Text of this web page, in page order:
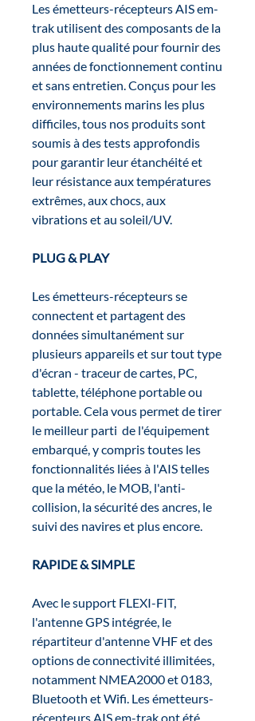
Les émetteurs-récepteurs AIS em-
trak utilisent des composants de la
plus haute qualité pour fournir des
années de fonctionnement continu
et sans entretien. Conçus pour les
environnements marins les plus
difficiles, tous nos produits sont
soumis à des tests approfondis
pour garantir leur étanchéité et
leur résistance aux températures
extrêmes, aux chocs, aux
vibrations et au soleil/UV.
PLUG & PLAY
Les émetteurs-récepteurs se
connectent et partagent des
données simultanément sur
plusieurs appareils et sur tout type
d'écran - traceur de cartes, PC,
tablette, téléphone portable ou
portable. Cela vous permet de tirer
le meilleur parti de l'équipement
embarqué, y compris toutes les
fonctionnalités liées à l'AIS telles
que la météo, le MOB, l'anti-
collision, la sécurité des ancres, le
suivi des navires et plus encore.
RAPIDE & SIMPLE
Avec le support FLEXI-FIT,
l'antenne GPS intégrée, le
répartiteur d'antenne VHF et des
options de connectivité illimitées,
notamment NMEA2000 et 0183,
Bluetooth et Wifi. Les émetteurs-
récepteurs AIS em-trak ont ​​été